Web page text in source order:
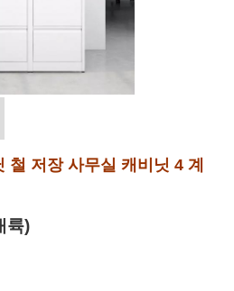
철 저장 사무실 캐비닛 4 계
륙)